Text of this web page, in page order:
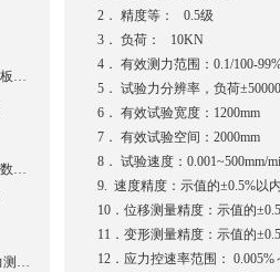
2． 精度等： 0.5级
3． 负荷： 10KN
4． 有效测力范围：0.1/100-
5． 试验力分辨率，负荷
6． 有效试验宽度：1200mm
7． 有效试验空间：2000mm
8． 试验速度：0.001~500mm/
9. 速度精度：示值的±0.5%以
10．位移测量精度：示值的
11．变形测量精度：示值的
12．应力控速率范围： 0.005%
微电脑电子拉力机采集控制系统面板按键功能介绍
湘杰仪器浅谈塑料薄膜动静摩擦系数的检测方案
上海湘杰医用口罩断裂强力/静拉力测试仪